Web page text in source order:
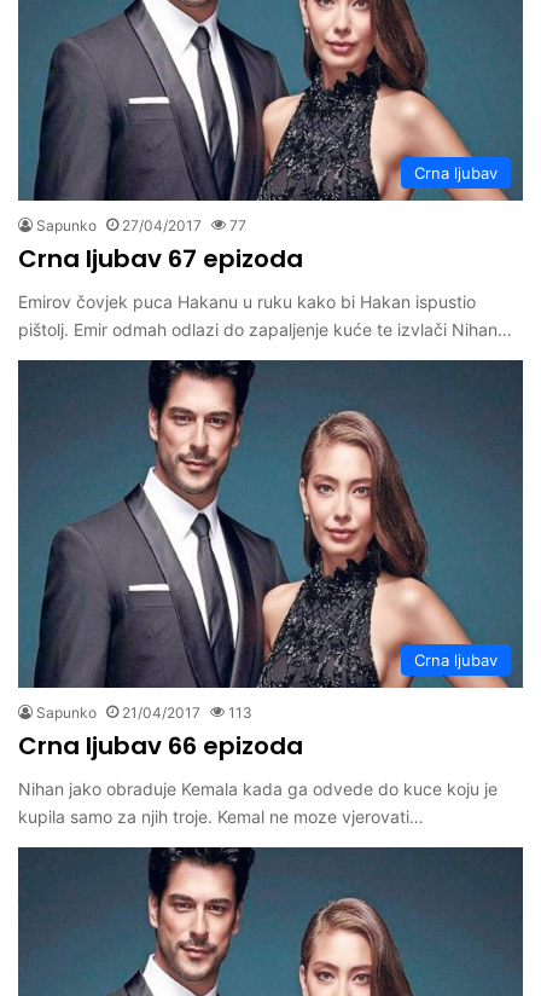
Crna ljubav
Sapunko 27/04/2017 77
Crna ljubav 67 epizoda
Emirov čovjek puca Hakanu u ruku kako bi Hakan ispustio
pištolj. Emir odmah odlazi do zapaljenje kuće te izvlači Nihan…
Crna ljubav
Sapunko 21/04/2017 113
Crna ljubav 66 epizoda
Nihan jako obraduje Kemala kada ga odvede do kuce koju je
kupila samo za njih troje. Kemal ne moze vjerovati…